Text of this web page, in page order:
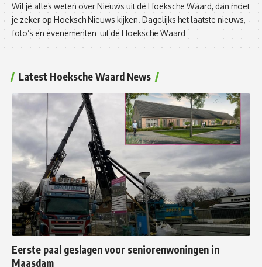
Wil je alles weten over Nieuws uit de Hoeksche Waard, dan moet
je zeker op Hoeksch Nieuws kijken. Dagelijks het laatste nieuws,
foto’s en evenementen uit de Hoeksche Waard
Latest Hoeksche Waard News
Eerste paal geslagen voor seniorenwoningen in
Maasdam